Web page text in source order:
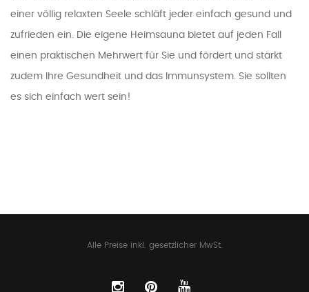
einer völlig relaxten Seele schläft jeder einfach gesund und
zufrieden ein. Die eigene Heimsauna bietet auf jeden Fall
einen praktischen Mehrwert für Sie und fördert und stärkt
zudem Ihre Gesundheit und das Immunsystem. Sie sollten
es sich einfach wert sein!
Alle Preise inkl. gesetzlicher MwSt.